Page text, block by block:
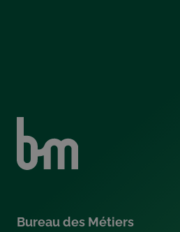
Bureau des Métiers